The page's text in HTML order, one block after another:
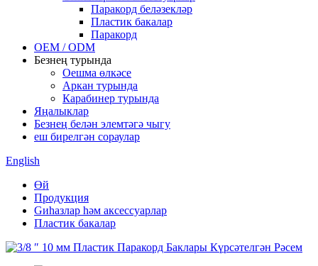
Паракорд беләзекләр
Пластик бакалар
Паракорд
OEM / ODM
Безнең турында
Оешма өлкәсе
Аркан турында
Карабинер турында
Яңалыклар
Безнең белән элемтәгә чыгу
еш бирелгән сораулар
English
Өй
Продукция
Gиһазлар һәм аксессуарлар
Пластик бакалар